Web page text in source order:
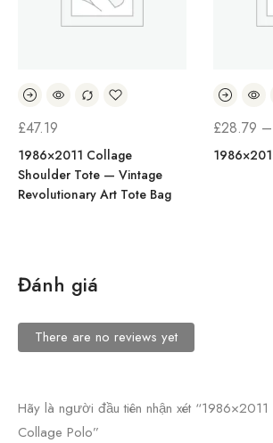
£47.19
1986×2011 Collage
Shoulder Tote — Vintage
Revolutionary Art Tote Bag
£28.79 –
Đánh giá
There are no reviews yet
Hãy là người đầu tiên nhận xét “1986×2011
Collage Polo”